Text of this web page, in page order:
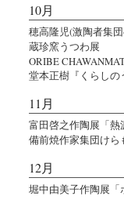
10月
穂高隆児(激陶者集
蔵珍窯うつわ展
ORIBE
堂本正樹『くらしの
11月
富田啓之作陶展「熱
備前焼作家集団けら
12月
堀中由美子作陶展「